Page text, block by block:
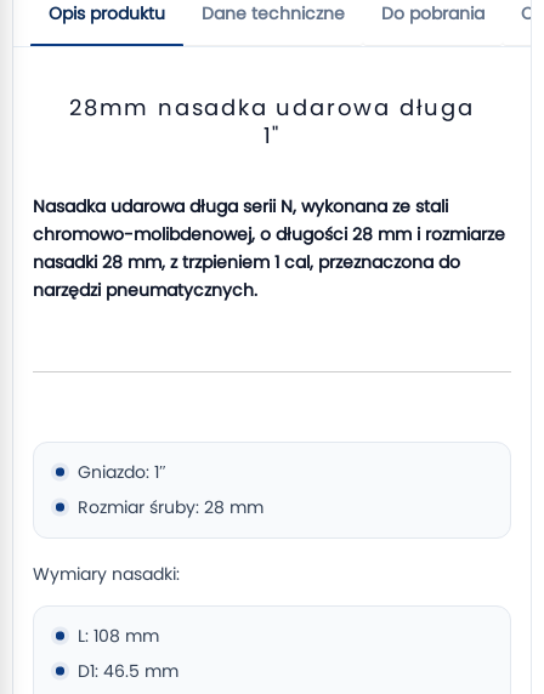
Opis produktu Dane techniczne Do pobrania
28mm nasadka udarowa długa
1"
Nasadka udarowa długa serii N, wykonana ze stali
chromowo-molibdenowej, o długości 28 mm i rozmiarze
nasadki 28 mm, z trzpieniem 1 cal, przeznaczona do
narzędzi pneumatycznych.
Gniazdo: 1″
Rozmiar śruby: 28 mm
Wymiary nasadki:
L: 108 mm
D1: 46.5 mm